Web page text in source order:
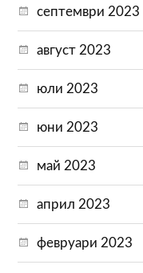
септември 2023
август 2023
юли 2023
юни 2023
май 2023
април 2023
февруари 2023